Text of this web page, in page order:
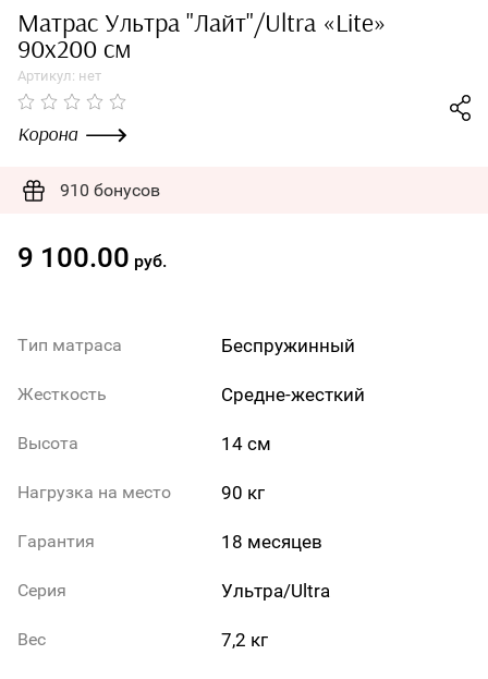
Матрас Ультра "Лайт"/Ultra «Lite»
90x200 см
Артикул: нет
Корона
910 бонусов
9 100.00 руб.
Тип матраса Беспружинный
Жесткость Средне-жесткий
Высота 14 см
Нагрузка на место 90 кг
Гарантия 18 месяцев
Серия Ультра/Ultra
Вес 7,2 кг